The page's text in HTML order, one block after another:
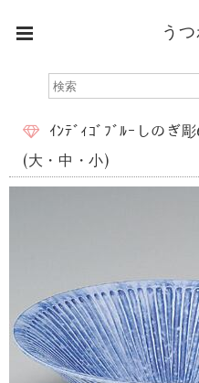
う
ｲﾝﾃﾞｨｺﾞﾌﾞﾙｰしのぎ
(大・中・小)